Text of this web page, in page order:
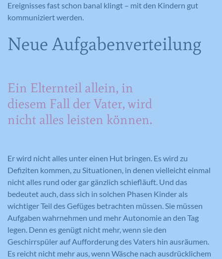
Ereignisses fast schon banal klingt – mit den Kindern gut
kommuniziert werden.
Neue Aufgabenverteilung
Ein Elternteil allein, in
diesem Fall der Vater, wird
nicht alles leisten können.
Er wird nicht alles unter einen Hut bringen. Es wird zu
Defiziten kommen, zu Situationen, in denen vielleicht einmal
nicht alles rund oder gar gänzlich schiefläuft. Und das
bedeutet auch, dass sich in solchen Phasen Kinder als
wichtiger Teil des Gefüges betrachten müssen. Sie müssen
Aufgaben wahrnehmen und mehr Autonomie an den Tag
legen. Denn es genügt nicht mehr, wenn sie den
Geschirrspüler auf Aufforderung des Vaters hin ausräumen.
Es reicht nicht mehr aus, wenn Wäsche nach ausdrücklichem